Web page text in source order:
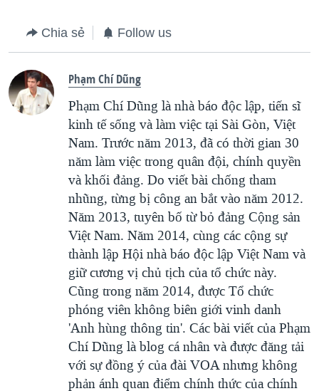
Chia sẻ Follow us
Phạm Chí Dũng
Phạm Chí Dũng là nhà báo độc lập, tiến sĩ
kinh tế sống và làm việc tại Sài Gòn, Việt
Nam. Trước năm 2013, đã có thời gian 30
năm làm việc trong quân đội, chính quyền
và khối đảng. Do viết bài chống tham
nhũng, từng bị công an bắt vào năm 2012.
Năm 2013, tuyên bố từ bỏ đảng Cộng sản
Việt Nam. Năm 2014, cùng các cộng sự
thành lập Hội nhà báo độc lập Việt Nam và
giữ cương vị chủ tịch của tổ chức này.
Cũng trong năm 2014, được Tổ chức
phóng viên không biên giới vinh danh
'Anh hùng thông tin'. Các bài viết của Phạm
Chí Dũng là blog cá nhân và được đăng tải
với sự đồng ý của đài VOA nhưng không
phản ánh quan điểm chính thức của chính